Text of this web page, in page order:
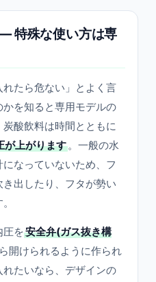
特殊な使い方は専
れたら危ない」とよく言
を知ると専用モデルの
酸飲料は時間とともに
が上がります。一般の水
なっていないため、フ
出したり、フタが勢い
圧を安全弁(ガス抜き構
開けられるように作られ
たいなら、デザインの